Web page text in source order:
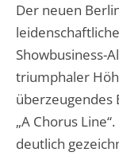
Der neuen
Showbusiness-
triumphaler
überzeugendes
„A Chorus
deutlich